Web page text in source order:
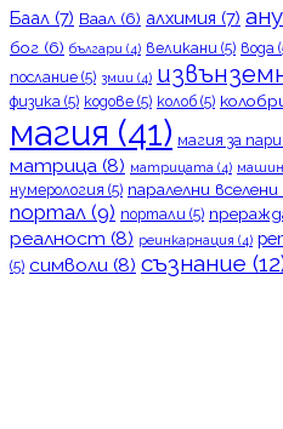
Баал (7) Ваал (6) алхимия (7)
бог (6) българи (4) великани (5) вода
послание (5) змии (4)
физика (5) кодове (5) колоб (5)
магия (41) магия за пари
матрица (8) матрицата (4)
нумерология (5) паралелни вселени
портал (9) портали (5)
реалност (8) реинкарнация (4)
(5) символи (8) съзнание